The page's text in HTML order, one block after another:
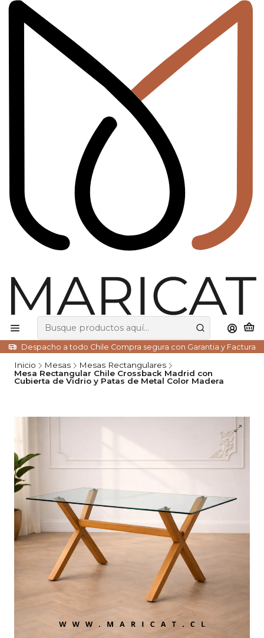
Despacho a todo Chile Compra segura con Garantia y Factura
Inicio Mesas
Mesas Rectangulares
Mesa Rectangular Chile Crossback Madrid con
Cubierta de Vidrio y Patas de Metal Color Madera